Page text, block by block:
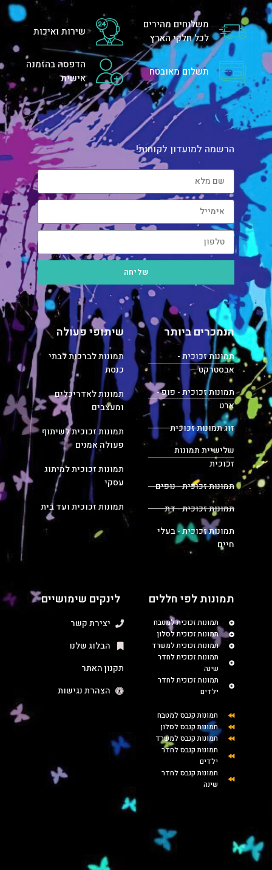
משלוחים מהירים
לכל חלקי הארץ
שירות ואיכות
תשלום מאובטח
הדפסה בהזמנה
אישית
הרשמה למועדון לקוחות!
שליחה
הנמכרים ביותר
תמונות זכוכית -
אבסטרקט
תמונות זכוכית - פופ -
ארט
זוג תמונות זכוכית
שלישיית תמונות
זכוכית
תמונות זכוכית - נופים
תמונות זכוכית - דת
תמונות זכוכית - בעלי
חיים
שיתופי פעולה
תמונות לברכות לבתי
כנסת
תמונות לאדריכלים
ומעצבים
תמונות זכוכית לשיתוף
פעולה אמנים
תמונות זכוכית למיתוג
עסקי
תמונות זכוכית ועד בית
תמונות לפי חללים
תמונות זכוכית למטבח
תמונות זכוכית לסלון
תמונות זכוכית למשרד
תמונות זכוכית לחדר
שינה
תמונות זכוכית לחדר
ילדים
תמונות קנבס למטבח
תמונות קנבס לסלון
תמונות קנבס למשרד
תמונות קנבס לחדר
ילדים
תמונות קנבס לחדר
שינה
לינקים שימושיים
יצירת קשר
הבלוג שלנו
תקנון האתר
הצהרת נגישות